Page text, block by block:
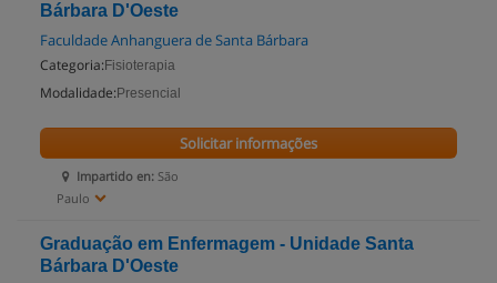
Bárbara D'Oeste
Faculdade Anhanguera de Santa Bárbara
Categoria: Fisioterapia
Modalidade: Presencial
Impartido en: São
Paulo
Solicitar informações
Graduação em Enfermagem - Unidade Santa
Bárbara D'Oeste